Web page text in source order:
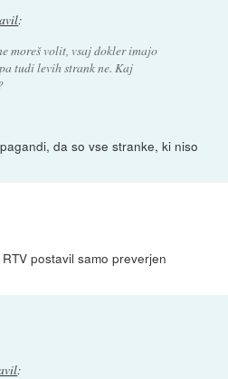
:
moreš volit, vsaj dokler imajo
tudi levih strank ne. Kaj
da so vse stranke, ki niso
postavil samo preverjen
: